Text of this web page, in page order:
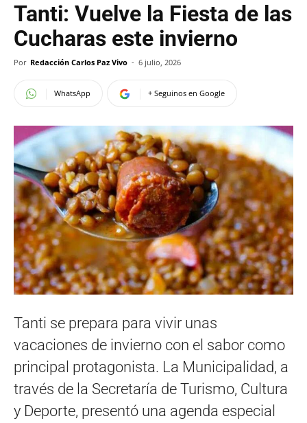
Tanti: Vuelve la Fiesta de las
Cucharas este invierno
Por Redacción Carlos Paz Vivo - 6 julio, 2026
WhatsApp + Seguinos en Google
Tanti se prepara para vivir unas
vacaciones de invierno con el sabor como
principal protagonista. La Municipalidad, a
través de la Secretaría de Turismo, Cultura
y Deporte, presentó una agenda especial